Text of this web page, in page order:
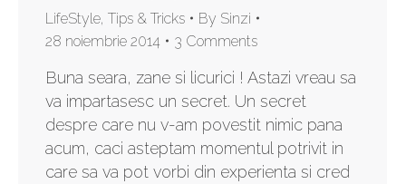
LifeStyle, Tips & Tricks By Sinzi
28 noiembrie 2014
3 Comments
Buna seara, zane si licurici ! Astazi vreau sa
va impartasesc un secret. Un secret
despre care nu v-am povestit nimic pana
acum, caci asteptam momentul potrivit in
care sa va pot vorbi din experienta si cred